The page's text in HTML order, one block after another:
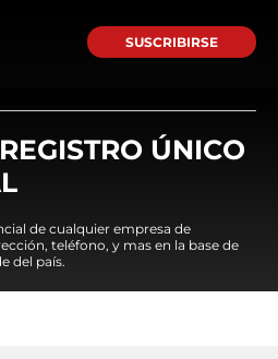
SUSCRIBIRSE
ÚNICO
de cualquier empresa de
teléfono, y mas en la base de
del país.